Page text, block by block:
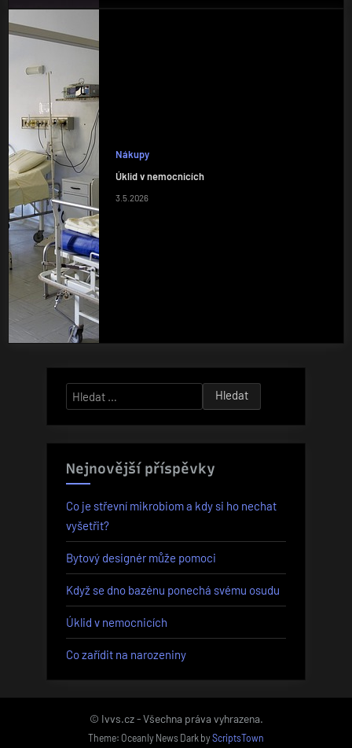
Nákupy
Úklid v nemocnicích
3.5.2026
Vyhledávání
Nejnovější příspěvky
Co je střevní mikrobiom a kdy si ho nechat
vyšetřit?
Bytový designér může pomoci
Když se dno bazénu ponechá svému osudu
Úklid v nemocnicích
Co zařídit na narozeniny
© Ivvs.cz - Všechna práva vyhrazena.
Theme: Oceanly News Dark byScriptsTown